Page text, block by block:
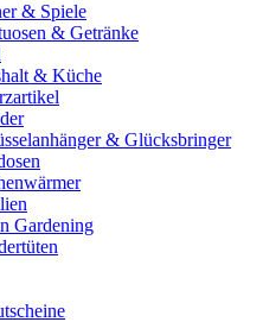
& Spiele
& Getränke
& Küche
& Glücksbringer
Gardening